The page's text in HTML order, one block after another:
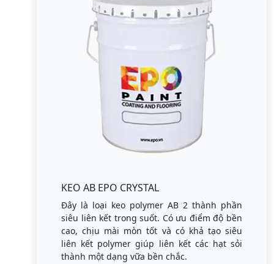
KEO AB EPO CRYSTAL
Đây là loại keo polymer AB 2 thành phần
siêu liên kết trong suốt. Có ưu điểm độ bền
cao, chịu mài mòn tốt và có khả tạo siêu
liên kết polymer giúp liên kết các hạt sỏi
thành một dạng vữa bền chắc.